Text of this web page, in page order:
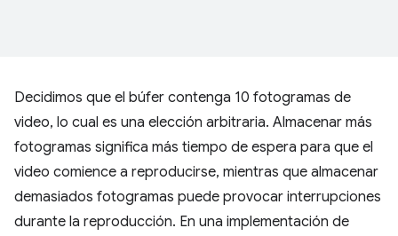
Decidimos que el búfer contenga 10 fotogramas de
video, lo cual es una elección arbitraria. Almacenar más
fotogramas significa más tiempo de espera para que el
video comience a reproducirse, mientras que almacenar
demasiados fotogramas puede provocar interrupciones
durante la reproducción. En una implementación de